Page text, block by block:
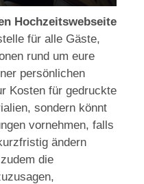
Hochzeitswebseite
für alle Gäste,
rund um eure
persönlichen
Kosten für gedruckte
sondern könnt
vornehmen, falls
ändern
die